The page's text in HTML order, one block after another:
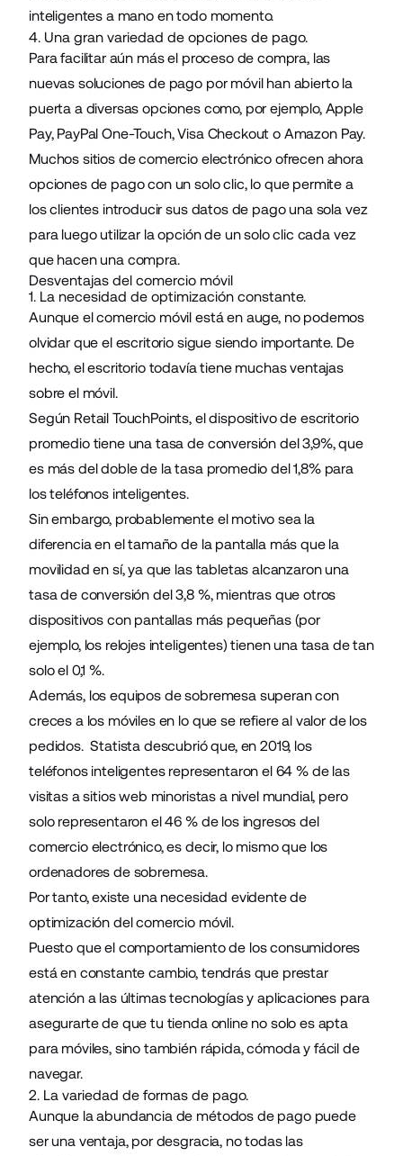
inteligentes a mano en todo momento.
4. Una gran variedad de opciones de pago.
Para facilitar aún más el proceso de compra, las
nuevas soluciones de pago por móvil han abierto la
puerta a diversas opciones como, por ejemplo, Apple
Pay, PayPal One-Touch, Visa Checkout o Amazon Pay.
Muchos sitios de comercio electrónico ofrecen ahora
opciones de pago con un solo clic, lo que permite a
los clientes introducir sus datos de pago una sola vez
para luego utilizar la opción de un solo clic cada vez
que hacen una compra.
Desventajas del comercio móvil
1. La necesidad de optimización constante.
Aunque el comercio móvil está en auge, no podemos
olvidar que el escritorio sigue siendo importante. De
hecho, el escritorio todavía tiene muchas ventajas
sobre el móvil.
Según Retail TouchPoints, el dispositivo de escritorio
promedio tiene una tasa de conversión del 3,9%, que
es más del doble de la tasa promedio del 1,8% para
los teléfonos inteligentes.
Sin embargo, probablemente el motivo sea la
diferencia en el tamaño de la pantalla más que la
movilidad en sí, ya que las tabletas alcanzaron una
tasa de conversión del 3,8 %, mientras que otros
dispositivos con pantallas más pequeñas (por
ejemplo, los relojes inteligentes) tienen una tasa de tan
solo el 0,1 %.
Además, los equipos de sobremesa superan con
creces a los móviles en lo que se refiere al valor de los
pedidos. Statista descubrió que, en 2019, los
teléfonos inteligentes representaron el 64 % de las
visitas a sitios web minoristas a nivel mundial, pero
solo representaron el 46 % de los ingresos del
comercio electrónico, es decir, lo mismo que los
ordenadores de sobremesa.
Por tanto, existe una necesidad evidente de
optimización del comercio móvil.
Puesto que el comportamiento de los consumidores
está en constante cambio, tendrás que prestar
atención a las últimas tecnologías y aplicaciones para
asegurarte de que tu tienda online no solo es apta
para móviles, sino también rápida, cómoda y fácil de
navegar.
2. La variedad de formas de pago.
Aunque la abundancia de métodos de pago puede
ser una ventaja, por desgracia, no todas las